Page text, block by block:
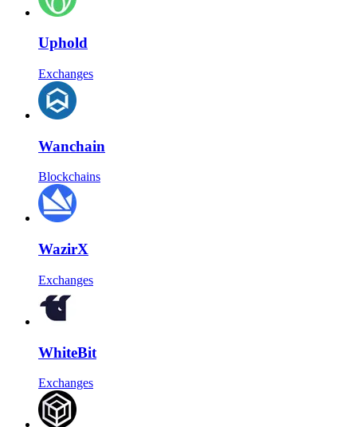
Uphold
Exchanges
Wanchain
Blockchains
WazirX
Exchanges
WhiteBit
Exchanges